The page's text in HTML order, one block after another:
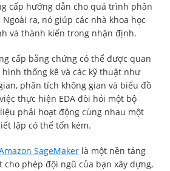
cấp hướng dẫn cho quá trình phân
ra, nó giúp các nhà khoa học
và thành kiến trong nhận định.
cấp bằng chứng có thể được quan
thống kê và các kỹ thuật như
phân tích không gian và biểu đồ
thực hiện EDA đòi hỏi một bộ
phải hoạt động cùng nhau một
lập có thể tốn kém.
SageMaker là một nền tảng
cho phép đội ngũ của bạn xây dựng,